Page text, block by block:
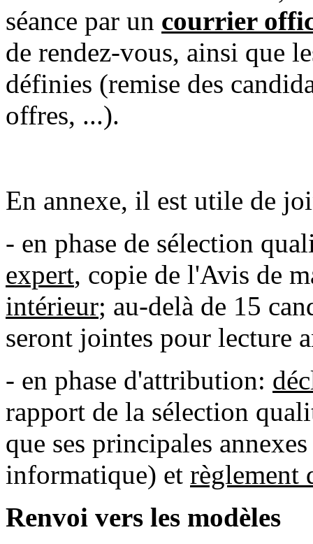
séance par un courrier
de rendez-vous, ainsi que
définies (remise des
offres, ...).
En annexe, il est utile de
- en phase de sélection
expert, copie de l'Avis de
intérieur; au-delà de 15
seront jointes pour lecture
- en phase d'attribution:
rapport de la sélection
que ses principales
informatique) et règlement
Renvoi vers les modèles